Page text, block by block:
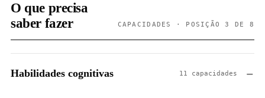
O que precisa
saber fazer
CAPACIDADES · POSIÇÃO 3 DE 8
Habilidades cognitivas 11 capacidades